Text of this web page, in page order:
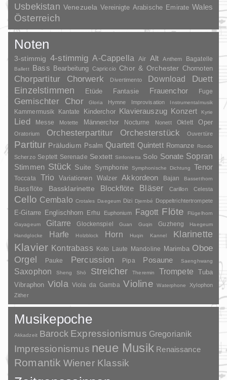
Usbekistan Venezuela Vereinigte Arabische Emirate Wales
Österreich
Noten
3-stimmig 4-stimmig A-Cappella Air Alt Anthem Bagatelle
Ballett Bass Bearbeitung Capriccio Chor & Orchester Chornoten
Chorpartitur Chorwerk Divertimento Download
Duett
Einzelstimmen
Etüde Fantasie Frauenchor Fuge
Gemischter Chor Gloria Hymne Improvisation Instrumentalmusik
Kammermusik Kantate Kinderchor Klavierauszug Konzert Kyrie
Lied Messe Motette Männerchor Nocturne Nonett Oktett Oper
Oratorium Orchesterpartitur Orchesterstück Ouvertüre
Partitur Präludium Psalm Quartett Quintett Romanze Rondo
Scherzo Septett Serenade Sextett Sinfonietta Solo Sonate Sopran
Stimmen Stück Suite Symphonie Symphonische Dichtung Tenor
Toccata Trio Variationen Walzer Akkordeon Bajan Bassetthorn
Bassflöte Bassklarinette Blockflöte Bläser Carillon Celesta
Cello Cembalo Crotales Daegeum Dizi Djembé Doppeltrichtertrompete
E-Gitarre Englischhorn Erhu Euphonium Fagott Flöte
Flügelhorn
Gayageum
Gitarre Glockenspiel Guan Guqin Guzheng
Haegeum
Handglocke
Harfe Holzblock Horn Huqin Kannel Klarinette
Klavier Kontrabass Koto Laute Mandoline Marimba Oboe
Orgel Pauke Percussion Pipa Posaune Saenghwang
Saxophon Sheng Shō Streicher Theremin Trompete
Tuba
Vibraphon Viola Viola da Gamba Violine Waterphone
Xylophon
Zither
Musikepoche
Akkadzeit Barock Expressionismus Gregorianik
Impressionismus neue Musik Renaissance
Romantik Wiener Klassik